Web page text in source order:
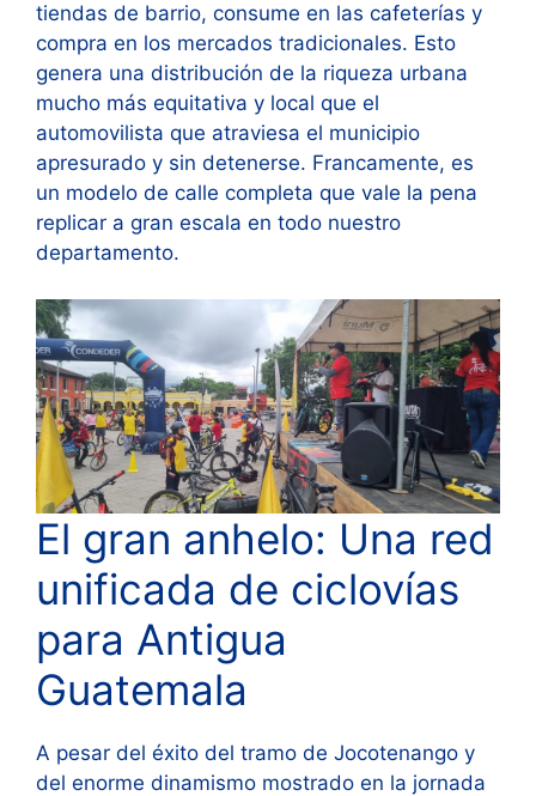
tiendas de barrio, consume en las cafeterías y
compra en los mercados tradicionales. Esto
genera una distribución de la riqueza urbana
mucho más equitativa y local que el
automovilista que atraviesa el municipio
apresurado y sin detenerse. Francamente, es
un modelo de calle completa que vale la pena
replicar a gran escala en todo nuestro
departamento.
El gran anhelo: Una red
unificada de ciclovías
para Antigua
Guatemala
A pesar del éxito del tramo de Jocotenango y
del enorme dinamismo mostrado en la jornada